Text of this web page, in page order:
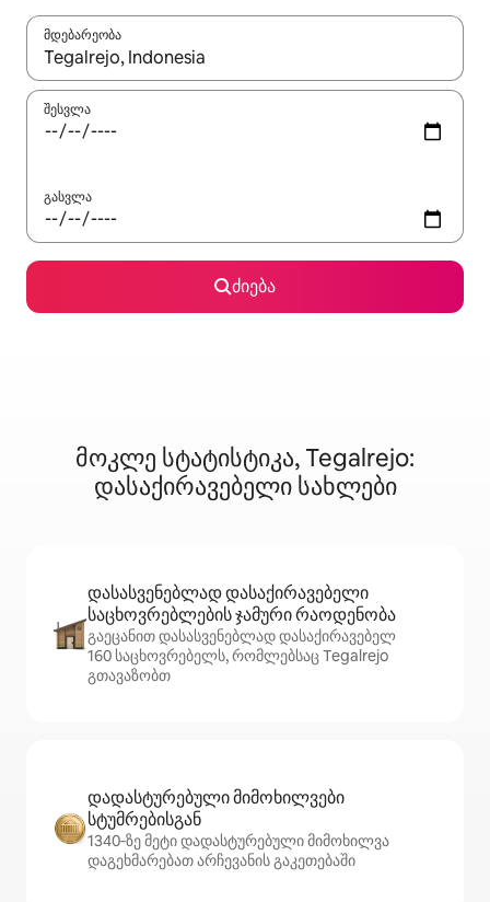
მდებარეობა
როცა შედეგები ხელმისაწვდომი გახდება, ნავიგაციისთვის
შესვლა
გასვლა
ძიება
მოკლე სტატისტიკა, Tegalrejo:
დასაქირავებელი სახლები
დასასვენებლად დასაქირავებელი
საცხოვრებლების ჯამური რაოდენობა
გაეცანით დასასვენებლად დასაქირავებელ
160 საცხოვრებელს, რომლებსაც Tegalrejo
გთავაზობთ
დადასტურებული მიმოხილვები
სტუმრებისგან
1340‑ზე მეტი დადასტურებული მიმოხილვა
დაგეხმარებათ არჩევანის გაკეთებაში